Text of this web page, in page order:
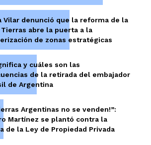
Vilar denunció que la reforma de la
abre la puerta a la
de zonas estratégicas
y cuáles son las
de la retirada del embajador
de Argentina
Argentinas no se venden!”:
Martínez se plantó contra la
de la Ley de Propiedad Privada